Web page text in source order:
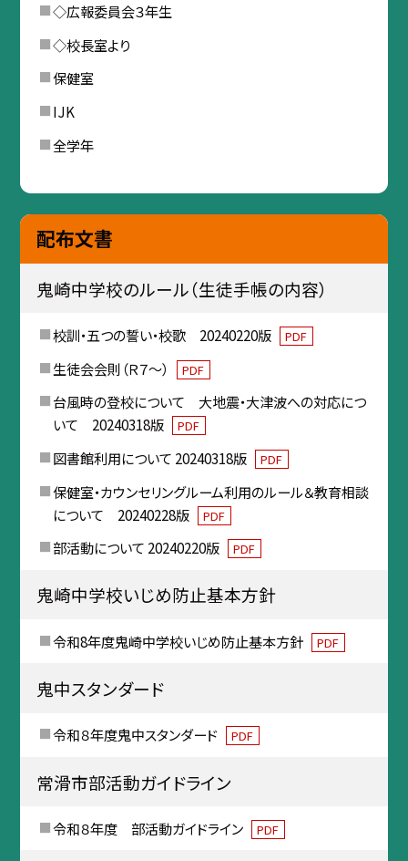
◇広報委員会３年生
◇校長室より
保健室
IJK
全学年
配布文書
鬼崎中学校のルール（生徒手帳の内容）
校訓・五つの誓い・校歌 20240220版 PDF
生徒会会則（Ｒ７～） PDF
台風時の登校について 大地震・大津波への対応につ
いて 20240318版
PDF
図書館利用について 20240318版 PDF
保健室・カウンセリングルーム利用のルール＆教育相談
について 20240228版
PDF
部活動について 20240220版 PDF
鬼崎中学校いじめ防止基本方針
令和8年度鬼崎中学校いじめ防止基本方針 PDF
鬼中スタンダード
令和８年度鬼中スタンダード PDF
常滑市部活動ガイドライン
令和８年度 部活動ガイドライン PDF